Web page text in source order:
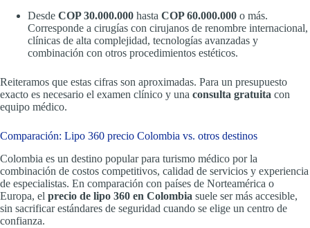
Desde COP 30.000.000 hasta COP 60.000.000 o más.
Corresponde a cirugías con cirujanos de renombre internacional,
clínicas de alta complejidad, tecnologías avanzadas y
combinación con otros procedimientos estéticos.
Reiteramos que estas cifras son aproximadas. Para un presupuesto
exacto es necesario el examen clínico y una consulta gratuita con
equipo médico.
Comparación: Lipo 360 precio Colombia vs. otros destinos
Colombia es un destino popular para turismo médico por la
combinación de costos competitivos, calidad de servicios y experiencia
de especialistas. En comparación con países de Norteamérica o
Europa, el precio de lipo 360 en Colombia suele ser más accesible,
sin sacrificar estándares de seguridad cuando se elige un centro de
confianza.